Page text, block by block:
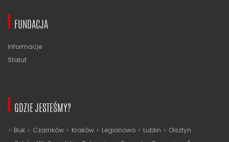
FUNDACJA
Informacje
Statut
GDZIE JESTEŚMY?
Buk Czarnków Kraków Legionowo Lublin
Olsztyn